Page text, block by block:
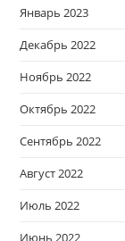
Январь 2023
Декабрь 2022
Ноябрь 2022
Октябрь 2022
Сентябрь 2022
Август 2022
Июль 2022
Июнь 2022